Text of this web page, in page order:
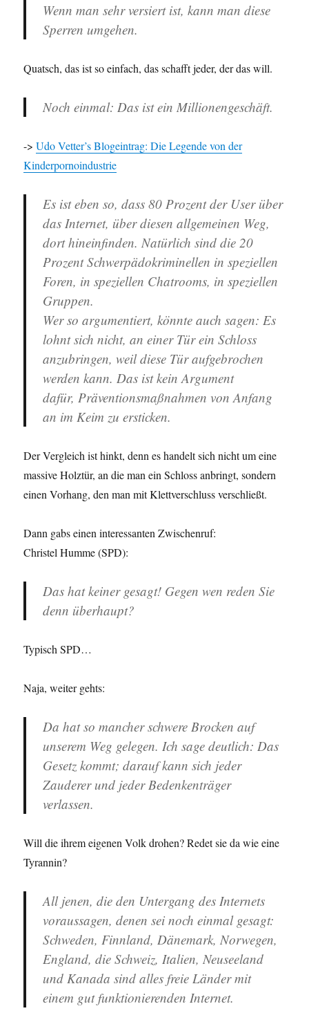
Wenn man sehr versiert ist, kann man diese
Sperren umgehen.
Quatsch, das ist so einfach, das schafft jeder, der das will.
Noch einmal: Das ist ein Millionengeschäft.
->Udo Vetter’s Blogeintrag: Die Legende von der
Kinderpornoindustrie
Es ist eben so, dass 80 Prozent der User über
das Internet, über diesen allgemeinen Weg,
dort hineinfinden. Natürlich sind die 20
Prozent Schwerpädokriminellen in speziellen
Foren, in speziellen Chatrooms, in speziellen
Gruppen.
Wer so argumentiert, könnte auch sagen: Es
lohnt sich nicht, an einer Tür ein Schloss
anzubringen, weil diese Tür aufgebrochen
werden kann. Das ist kein Argument
dafür, Präventionsmaßnahmen von Anfang
an im Keim zu ersticken.
Der Vergleich ist hinkt, denn es handelt sich nicht um eine
massive Holztür, an die man ein Schloss anbringt, sondern
einen Vorhang, den man mit Klettverschluss verschließt.
Dann gabs einen interessanten Zwischenruf:
Christel Humme (SPD):
Das hat keiner gesagt! Gegen wen reden Sie
denn überhaupt?
Typisch SPD…
Naja, weiter gehts:
Da hat so mancher schwere Brocken auf
unserem Weg gelegen. Ich sage deutlich: Das
Gesetz kommt; darauf kann sich jeder
Zauderer und jeder Bedenkenträger
verlassen.
Will die ihrem eigenen Volk drohen? Redet sie da wie eine
Tyrannin?
All jenen, die den Untergang des Internets
voraussagen, denen sei noch einmal gesagt:
Schweden, Finnland, Dänemark, Norwegen,
England, die Schweiz, Italien, Neuseeland
und Kanada sind alles freie Länder mit
einem gut funktionierenden Internet.